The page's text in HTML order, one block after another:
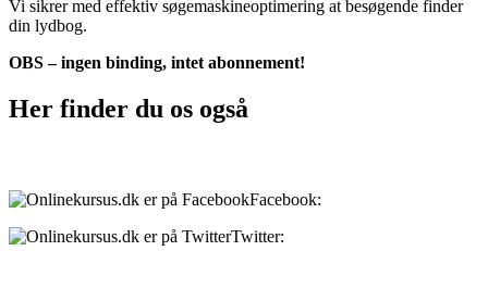
Vi sikrer med effektiv søgemaskineoptimering at besøgende finder
din lydbog.
OBS – ingen binding, intet abonnement!
Her finder du os også
Facebook:
Twitter: